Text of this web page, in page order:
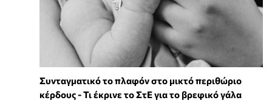
Συνταγματικό το πλαφόν στο μικτό περιθώριο
κέρδους - Τι έκρινε το ΣτΕ για το βρεφικό γάλα